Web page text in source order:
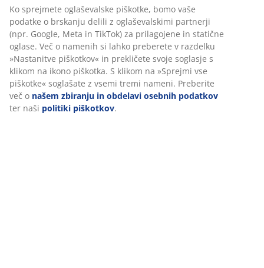
Inventarna številka: 2817006
Podatki o izdelku
Ocene